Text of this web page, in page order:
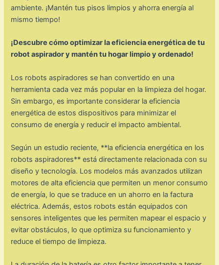
ambiente. ¡Mantén tus pisos limpios y ahorra energía al
mismo tiempo!
¡Descubre cómo optimizar la eficiencia energética de tu
robot aspirador y mantén tu hogar limpio y ordenado!
Los robots aspiradores se han convertido en una
herramienta cada vez más popular en la limpieza del hogar.
Sin embargo, es importante considerar la eficiencia
energética de estos dispositivos para minimizar el
consumo de energía y reducir el impacto ambiental.
Según un estudio reciente, **la eficiencia energética en los
robots aspiradores** está directamente relacionada con su
diseño y tecnología. Los modelos más avanzados utilizan
motores de alta eficiencia que permiten un menor consumo
de energía, lo que se traduce en un ahorro en la factura
eléctrica. Además, estos robots están equipados con
sensores inteligentes que les permiten mapear el espacio y
evitar obstáculos, lo que optimiza su funcionamiento y
reduce el tiempo de limpieza.